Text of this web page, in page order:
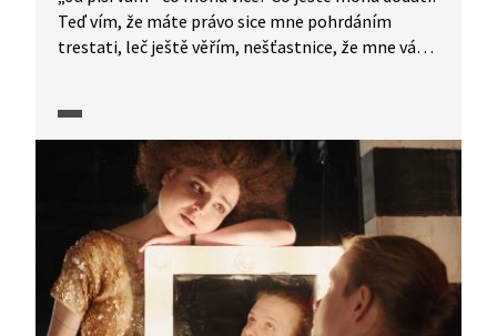
Teď vím, že máte právo sice mne pohrdáním
trestati, leč ještě věřím, nešťastnice, že mne váš
společnost 1. poloviny 19. století ve městě
i na venkově. Jak charakterizovat u maturity dílo
Evžen Oněgin? V originálním pojetí proberou
postavu Oněgina samotné hlavní postavy.